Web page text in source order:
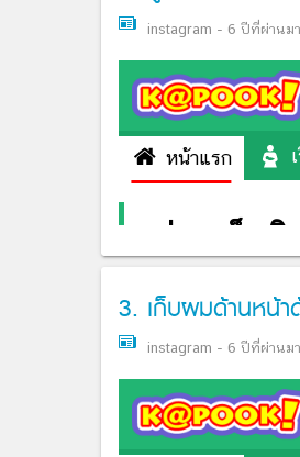
instagram - 6 ปีที่ผ่านมา
3. เก็บผมด้านหน้
instagram - 6 ปีที่ผ่านมา